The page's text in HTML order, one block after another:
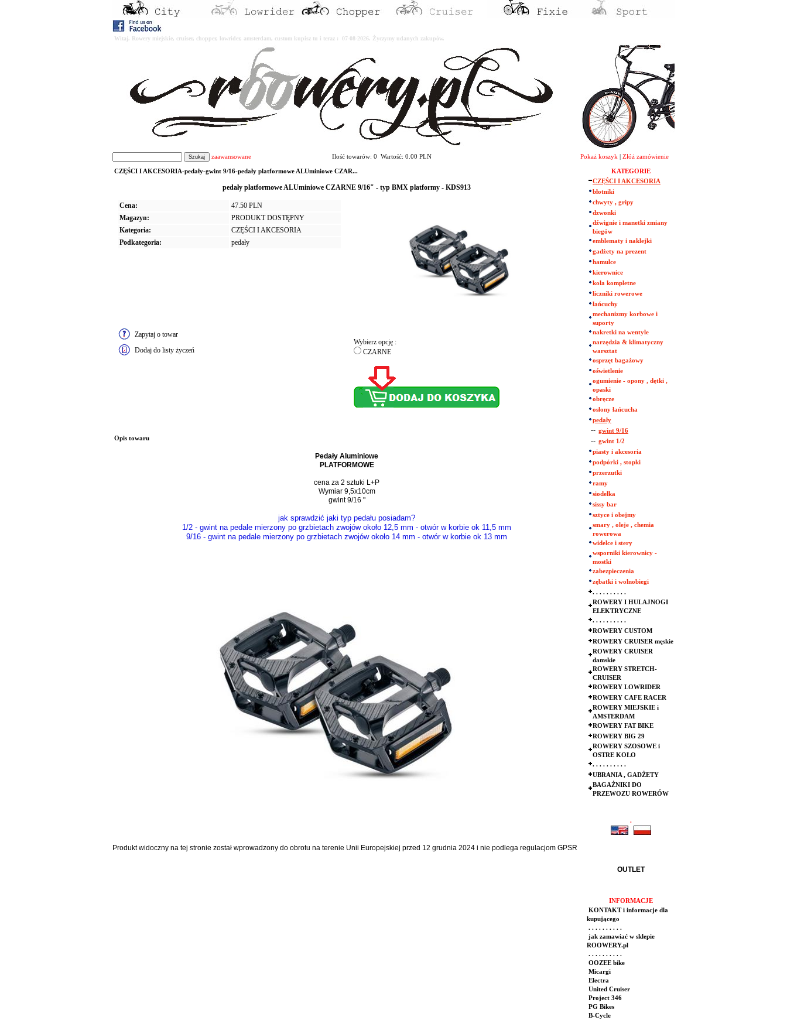
Witaj. Rowery miejskie, cruiser, chopper, lowrider, amsterdam, custom kupisz tu i teraz : 07-08-2026. Życzymy udanych zakupów.
zaawansowane Ilość towarów: 0 Wartość: 0.00 PLN Pokaż koszyk Złóż zamówienie
CZĘŚCI I AKCESORIA-pedały-gwint 9/16-pedały platformowe ALUminiowe CZAR...
pedały platformowe ALUminiowe CZARNE 9/16" - typ BMX platformy - KDS913
Cena:
47.50 PLN
Magazyn:
PRODUKT DOSTĘPNY
Kategoria:
CZĘŚCI I AKCESORIA
Podkategoria:
pedały
Zapytaj o towar
Dodaj do listy życzeń
Wybierz opcję :
CZARNE
Opis towaru
Pedały Aluminiowe
PLATFORMOWE
cena za 2 sztuki L+P
Wymiar 9,5x10cm
gwint 9/16 "
jak sprawdzić jaki typ pedału posiadam?
1/2 - gwint na pedale mierzony po grzbietach zwojów około 12,5 mm - otwór w korbie ok 11,5 mm
9/16 - gwint na pedale mierzony po grzbietach zwojów około 14 mm - otwór w korbie ok 13 mm
Produkt widoczny na tej stronie został wprowadzony do obrotu na terenie Unii Europejskiej przed 12 grudnia 2024 i nie podlega regulacjom GPSR
KATEGORIE
CZĘŚCI I AKCESORIA
błotniki
chwyty , gripy
dzwonki
dźwignie i manetki zmiany
biegów
emblematy i naklejki
gadżety na prezent
hamulce
kierownice
koła kompletne
liczniki rowerowe
łańcuchy
mechanizmy korbowe i
suporty
nakretki na wentyle
narzędzia & klimatyczny
warsztat
osprzęt bagażowy
oświetlenie
ogumienie - opony , dętki ,
opaski
obręcze
osłony łańcucha
pedały
-- gwint 9/16
-- gwint 1/2
piasty i akcesoria
podpórki , stopki
przerzutki
ramy
siodełka
sissy bar
sztyce i obejmy
smary , oleje , chemia
rowerowa
widelce i stery
wsporniki kierownicy -
mostki
zabezpieczenia
zębatki i wolnobiegi
. . . . . . . . . .
ROWERY I HULAJNOGI
ELEKTRYCZNE
. . . . . . . . . .
ROWERY CUSTOM
ROWERY CRUISER męskie
ROWERY CRUISER
damskie
ROWERY STRETCH-
CRUISER
ROWERY LOWRIDER
ROWERY CAFE RACER
ROWERY MIEJSKIE i
AMSTERDAM
ROWERY FAT BIKE
ROWERY BIG 29
ROWERY SZOSOWE i
OSTRE KOŁO
. . . . . . . . . .
UBRANIA , GADŻETY
BAGAŻNIKI DO
PRZEWOZU ROWERÓW
.
OUTLET
INFORMACJE
KONTAKT i informacje dla
kupującego
. . . . . . . . . .
jak zamawiać w sklepie
ROOWERY.pl
. . . . . . . . . .
OOZEE bike
Micargi
Electra
United Cruiser
Project 346
PG Bikes
B-Cycle